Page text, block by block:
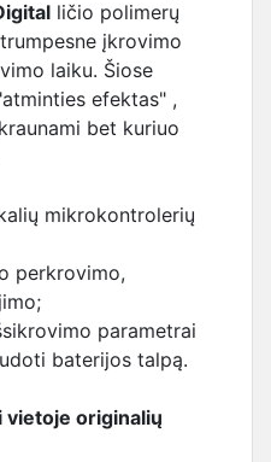
ličio polimerų
įkrovimo
laiku. Šiose
efektas" ,
bet kuriuo
mikrokontrolerių
perkrovimo,
parametrai
baterijos talpą.
vietoje originalių